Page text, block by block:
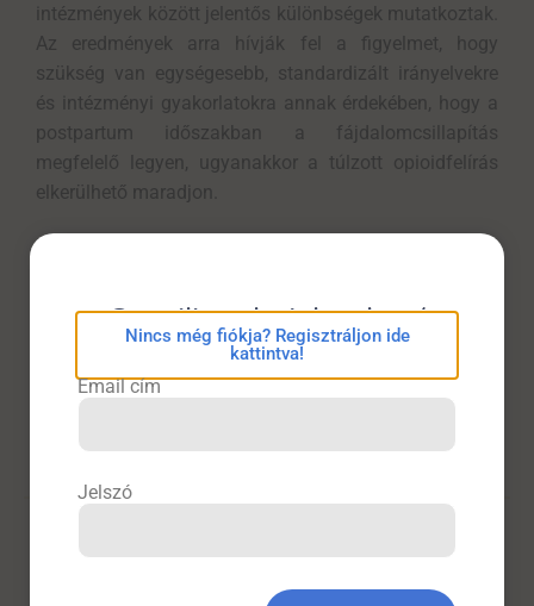
intézmények között jelentős különbségek mutatkoztak.
Az eredmények arra hívják fel a figyelmet, hogy
szükség van egységesebb, standardizált irányelvekre
és intézményi gyakorlatokra annak érdekében, hogy a
postpartum időszakban a fájdalomcsillapítás
megfelelő legyen, ugyanakkor a túlzott opioidfelírás
elkerülhető maradjon.
Források
https://www.medscape.com/viewarticle/do-vaginal-
births-associated-procedures-mean-more-opioid-
eConsilium bejelentkezés
Nincs még fiókja? Regisztráljon ide
kattintva!
Email cím
Jelszó